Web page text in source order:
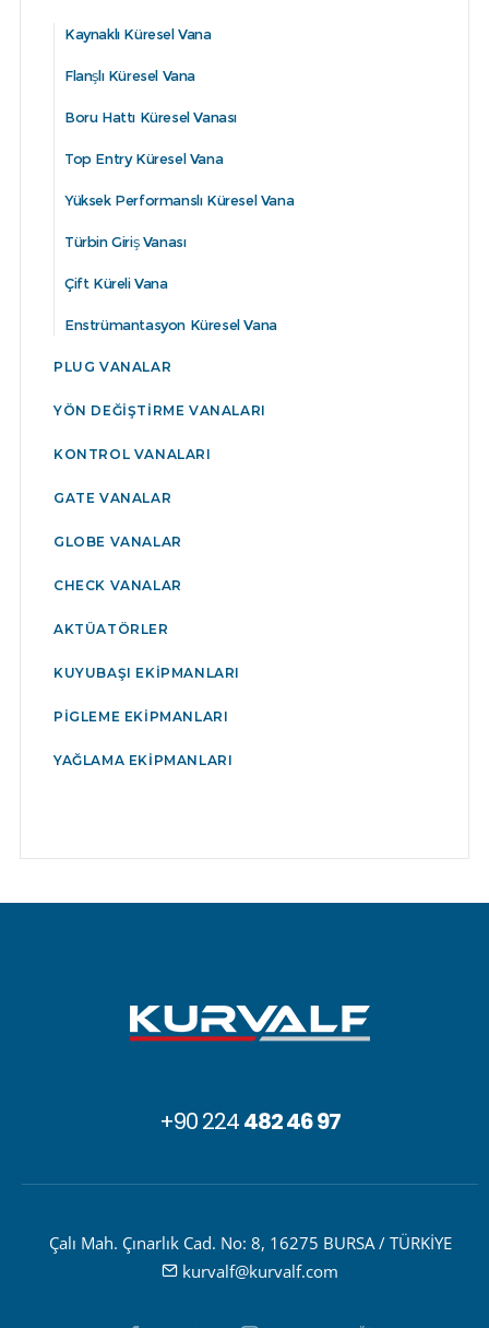
Kaynaklı Küresel Vana
Flanşlı Küresel Vana
Boru Hattı Küresel Vanası
Top Entry Küresel Vana
Yüksek Performanslı Küresel Vana
Türbin Giriş Vanası
Çift Küreli Vana
Enstrümantasyon Küresel Vana
PLUG VANALAR
YÖN DEĞIŞTIRME VANALARI
KONTROL VANALARI
GATE VANALAR
GLOBE VANALAR
CHECK VANALAR
AKTÜATÖRLER
KUYUBAŞI EKIPMANLARI
PIGLEME EKIPMANLARI
YAĞLAMA EKIPMANLARI
+90 224482 46 97
Çalı Mah. Çınarlık Cad. No: 8, 16275 BURSA / TÜRKİYE
kurvalf@kurvalf.com